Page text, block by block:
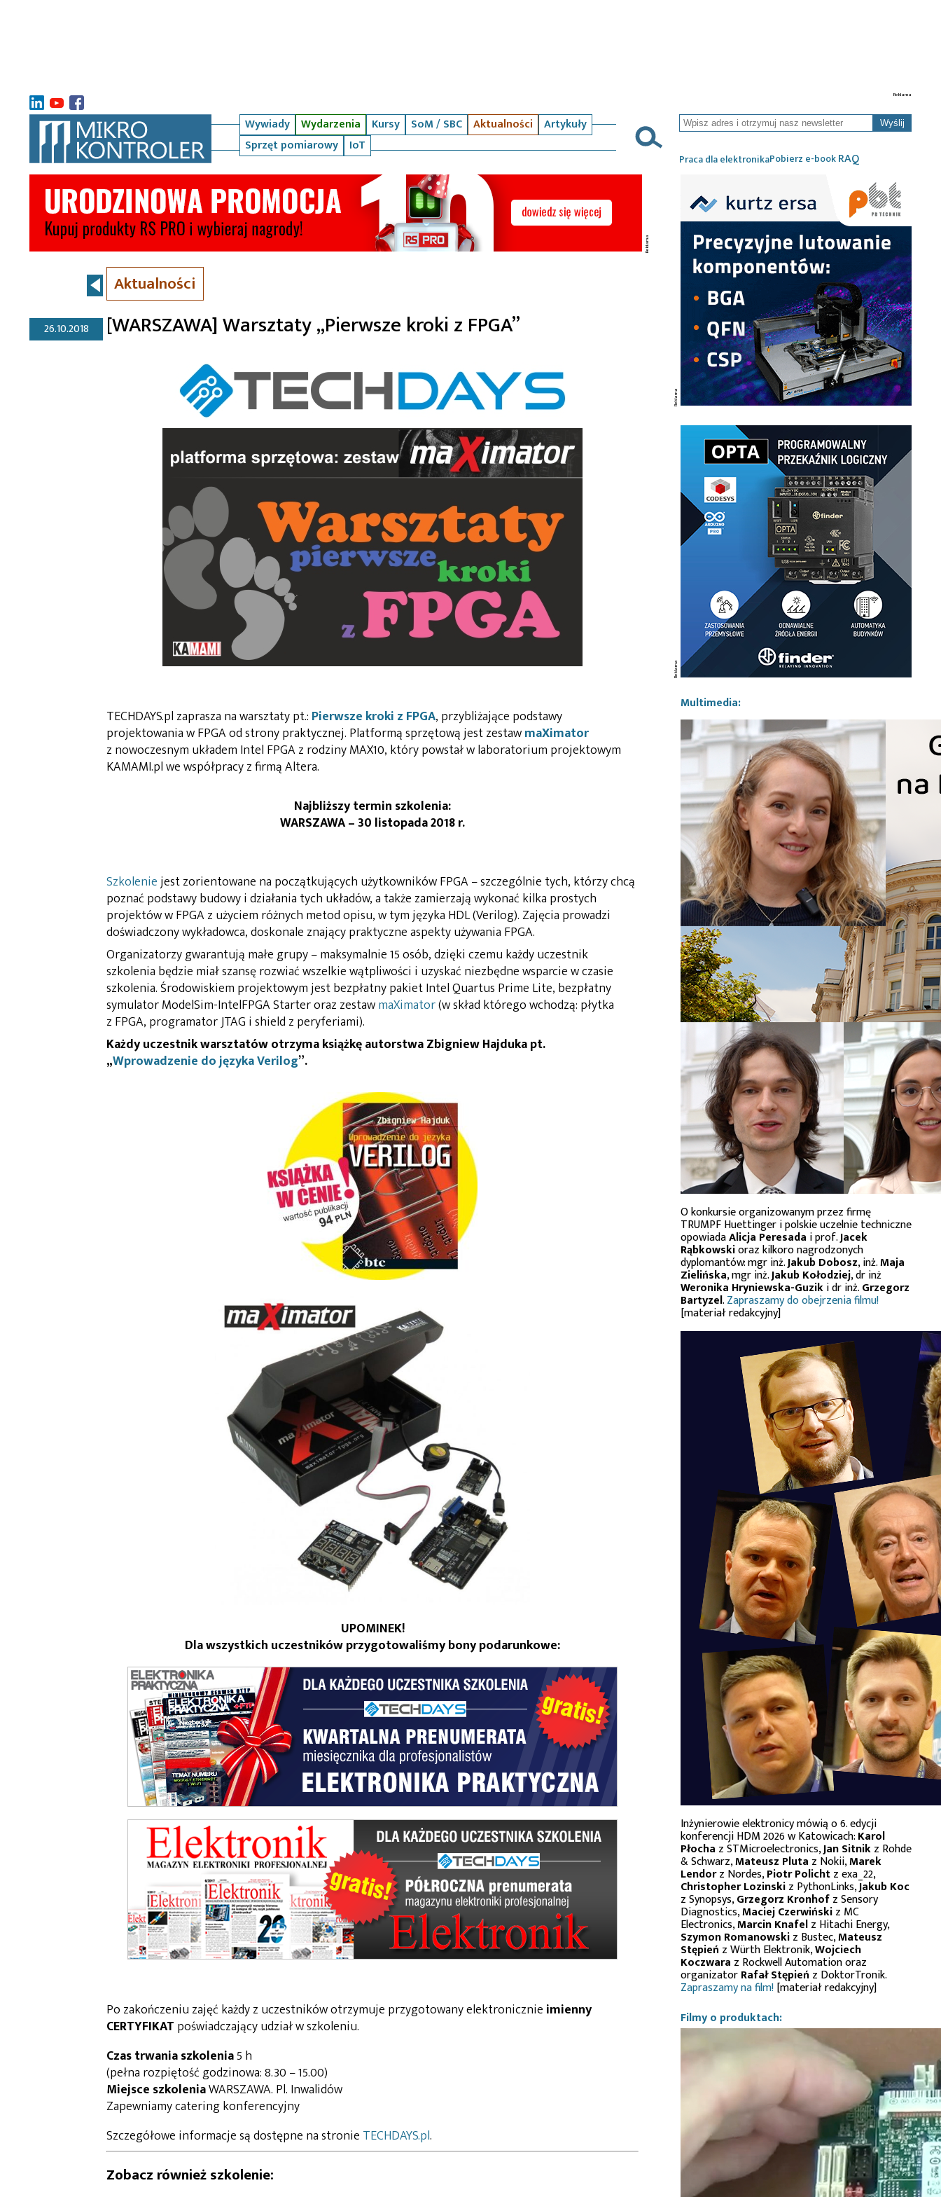
Wywiady Wydarzenia Kursy SoM / SBC Aktualności
Artykuły
Sprzęt pomiarowy
IoT
Wyślij
Praca dla elektronikaPobierz e-bookRAQ
Aktualności
26.10.2018 [WARSZAWA] Warsztaty „Pierwsze kroki z FPGA”
TECHDAYS.pl zaprasza na warsztaty pt.: Pierwsze kroki z FPGA, przybliżające podstawy
projektowania w FPGA od strony praktycznej. Platformą sprzętową jest zestawmaXimator
z nowoczesnym układem Intel FPGA z rodziny MAX10, który powstał w laboratorium projektowym
KAMAMI.pl we współpracy z firmą Altera.
Najbliższy termin szkolenia:
WARSZAWA – 30 listopada 2018 r.
Szkoleniejest zorientowane na początkujących użytkowników FPGA – szczególnie tych, którzy chcą
poznać podstawy budowy i działania tych układów, a także zamierzają wykonać kilka prostych
projektów w FPGA z użyciem różnych metod opisu, w tym języka HDL (Verilog). Zajęcia prowadzi
doświadczony wykładowca, doskonale znający praktyczne aspekty używania FPGA.
Organizatorzy gwarantują małe grupy – maksymalnie 15 osób, dzięki czemu każdy uczestnik
szkolenia będzie miał szansę rozwiać wszelkie wątpliwości i uzyskać niezbędne wsparcie w czasie
szkolenia. Środowiskiem projektowym jest bezpłatny pakiet Intel Quartus Prime Lite, bezpłatny
symulator ModelSim-IntelFPGA Starter oraz zestawmaXimator(w skład którego wchodzą: płytka
z FPGA, programator JTAG i shield z peryferiami).
Każdy uczestnik warsztatów otrzyma książkę autorstwa Zbigniew Hajduka pt.
„Wprowadzenie do języka Verilog”.
UPOMINEK!
Dla wszystkich uczestników przygotowaliśmy bony podarunkowe:
Po zakończeniu zajęć każdy z uczestników otrzymuje przygotowany elektronicznie imienny
CERTYFIKAT poświadczający udział w szkoleniu.
Czas trwania szkolenia5 h
(pełna rozpiętość godzinowa: 8.30 – 15.00)
Miejsce szkoleniaWARSZAWA. Pl. Inwalidów
Zapewniamy catering konferencyjny
Szczegółowe informacje są dostępne na stronie TECHDAYS.pl.
Zobacz również szkolenie:
Multimedia:
O konkursie organizowanym przez firmę
TRUMPF Huettinger i polskie uczelnie techniczne
opowiadaAlicja Peresada i prof.Jacek
Rąbkowskioraz kilkoro nagrodzonych
dyplomantów: mgr inż.Jakub Dobosz, inż.Maja
Zielińska, mgr inż.Jakub Kołodziej, dr inż
Weronika Hryniewska-Guziki dr inż.Grzegorz
Bartyzel.Zapraszamy do obejrzenia filmu!
[materiał redakcyjny]
Inżynierowie elektronicy mówią o 6. edycji
konferencji HDM 2026 w Katowicach:Karol
Płocha z STMicroelectronics,Jan Sitnikz Rohde
& Schwarz,Mateusz Pluta z Nokii,Marek
Lendorz Nordes,Piotr Polichtz exa_22,
Christopher Lozinskiz PythonLinks,Jakub Koc
z Synopsys,Grzegorz Kronhofz Sensory
Diagnostics,Maciej Czerwińskiz MC
Electronics,Marcin Knafelz Hitachi Energy,
Szymon Romanowskiz Bustec,Mateusz
Stępień z Würth Elektronik,Wojciech
Koczwara z Rockwell Automation oraz
organizatorRafał Stępień z DoktorTronik.
Zapraszamy na film![materiał redakcyjny]
Filmy o produktach: